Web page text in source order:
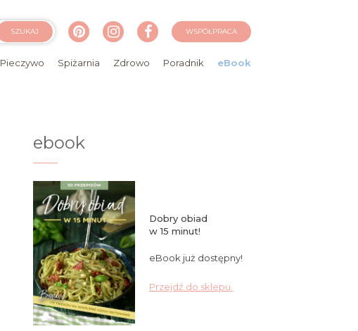
SZUKAJ WSPÓŁPRACA
Pieczywo Spiżarnia Zdrowo Poradnik eBook
ebook
Dobry obiad
w 15 minut!
eBook już dostępny!
Przejdź do sklepu.